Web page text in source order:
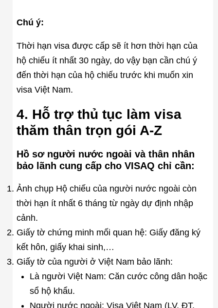
Chú ý:
Thời hạn visa được cấp sẽ ít hơn thời hạn của
hộ chiếu ít nhất 30 ngày, do vậy bạn cần chú ý
đến thời hạn của hộ chiếu trước khi muốn xin
visa Việt Nam.
4. Hỗ trợ thủ tục làm visa
thăm thân trọn gói A-Z
Hồ sơ người nước ngoài và thân nhân
bảo lãnh cung cấp cho VISAQ chỉ cần:
Ảnh chụp Hộ chiếu của người nước ngoài còn
thời hạn ít nhất 6 tháng từ ngày dự định nhập
cảnh.
Giấy tờ chứng minh mối quan hệ: Giấy đăng ký
kết hôn, giấy khai sinh,…
Giấy tờ của người ở Việt Nam bảo lãnh:
Là người Việt Nam: Căn cước công dân hoặc
sổ hộ khẩu.
Người nước ngoài: Visa Việt Nam (LV, ĐT,